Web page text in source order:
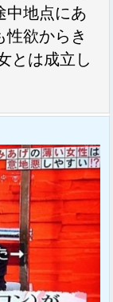
中地点にあ
性欲からき
とは成立し